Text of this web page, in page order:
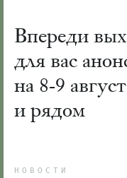
Впереди
для вас
на 8-9
и рядом
НОВОСТИ